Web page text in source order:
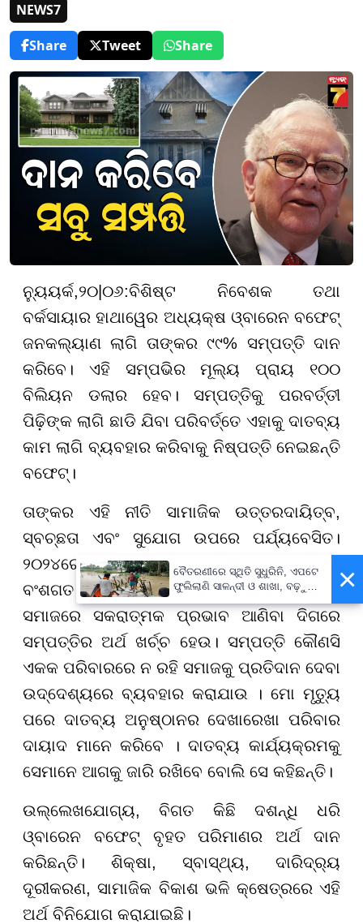
NEWS7
Share
Tweet Share
ନ୍ୟୁୟର୍କ,୨୦|୦୬:ବିଶିଷ୍ଟ ନିବେଶକ ତଥା
ବର୍କସାୟାର ହାଥାୱେର ଅଧ୍ୟକ୍ଷ ଓ୍ବାରେନ ବଫେଟ୍
ଜନକଲ୍ୟାଣ ଲାଗି ତାଙ୍କର ୯୯% ସମ୍ପତ୍ତି ଦାନ
କରିବେ। ଏହି ସମ୍ପଭିର ମୂଲ୍ୟ ପ୍ରାୟ ୧୦୦
ବିଲିୟନ ଡଲାର ହେବ। ସମ୍ପତ୍ତିକୁ ପରବର୍ତ୍ତୀ
ପିଢ଼ିଙ୍କ ଲାଗି ଛାଡି ଯିବା ପରିବର୍ତ୍ତେ ଏହାକୁ ଦାତବ୍ୟ
କାମ ଲାଗି ବ୍ୟବହାର କରିବାକୁ ନିଷ୍ପତ୍ତି ନେଇଛନ୍ତି
ବଫେଟ୍।
ତାଙ୍କର ଏହି ନୀତି ସାମାଜିକ ଉତ୍ତରଦାୟିତ୍ବ,
ସ୍ବଚ୍ଛତା ଏବଂ ସୁଯୋଗ ଉପରେ ପର୍ଯ୍ୟବେସିତ।
୨୦୨୪ରେ ସେ ଏକ ବିବୃଭିରେ କହିଥିଲେ, ସେ କୌଣସି
ବଂଶଗତ ଐତିହ୍ୟ ରଖିବାକୁ ଆଗ୍ରହୀ ନୁହେଁ ।
ସମାଜରେ ସକରାତ୍ମକ ପ୍ରଭାବ ଆଣିବା ଦିଗରେ
ସମ୍ପତ୍ତିର ଅର୍ଥ ଖର୍ଚ୍ଚ ହେଉ। ସମ୍ପତ୍ତି କୌଣସି
ଏକକ ପରିବାରରେ ନ ରହି ସମାଜକୁ ପ୍ରତିଦାନ ଦେବା
ଉଦ୍ଦେଶ୍ୟରେ ବ୍ୟବହାର କରାଯାଉ । ମୋ ମୃତ୍ୟୁ
ପରେ ଦାତବ୍ୟ ଅନୁଷ୍ଠାନର ଦେଖାରେଖା ପରିବାର
ଦାୟାଦ ମାନେ କରିବେ । ଦାତବ୍ୟ କାର୍ଯ୍ୟକ୍ରମକୁ
ସେମାନେ ଆଗକୁ ଜାରି ରଖିବେ ବୋଲି ସେ କହିଛନ୍ତି।
ଉଲ୍ଲେଖଯୋଗ୍ୟ, ବିଗତ କିଛି ଦଶନ୍ଧି ଧରି
ଓ୍ବାରେନ ବଫେଟ୍ ବୃହତ ପରିମାଣର ଅର୍ଥ ଦାନ
କରିଛନ୍ତି। ଶିକ୍ଷା, ସ୍ବାସ୍ଥ୍ୟ, ଦାରିଦ୍ର୍ୟ
ଦୂରୀକରଣ, ସାମାଜିକ ବିକାଶ ଭଳି କ୍ଷେତ୍ରରେ ଏହି
ଅର୍ଥ ବିନିଯୋଗ କରାଯାଇଛି।
×
ବୈତରଣୀରେ ସ୍ଥିତି ସୁଧୁରିନି, ଏପଟେ
ଫୁଲିଲାଣି ସାଳନ୍ଦୀ ଓ ଶାଖା, ବଢ଼ୁଛି